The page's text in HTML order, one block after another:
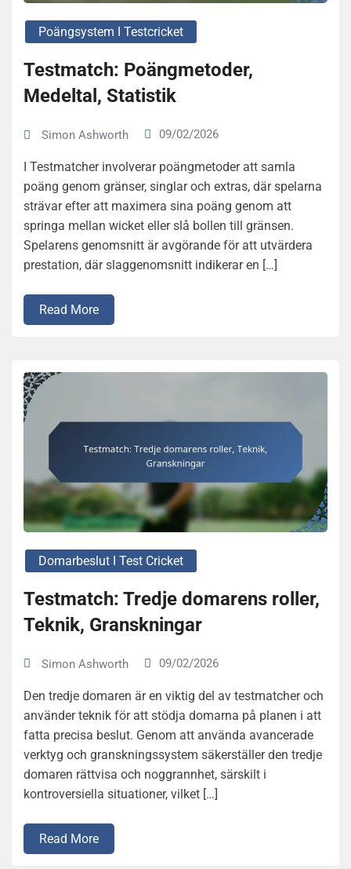
Poängsystem I Testcricket
Testmatch: Poängmetoder,
Medeltal, Statistik
Simon Ashworth 09/02/2026
I Testmatcher involverar poängmetoder att samla
poäng genom gränser, singlar och extras, där spelarna
strävar efter att maximera sina poäng genom att
springa mellan wicket eller slå bollen till gränsen.
Spelarens genomsnitt är avgörande för att utvärdera
prestation, där slaggenomsnitt indikerar en […]
Read More
Domarbeslut I Test Cricket
Testmatch: Tredje domarens roller,
Teknik, Granskningar
Simon Ashworth 09/02/2026
Den tredje domaren är en viktig del av testmatcher och
använder teknik för att stödja domarna på planen i att
fatta precisa beslut. Genom att använda avancerade
verktyg och granskningssystem säkerställer den tredje
domaren rättvisa och noggrannhet, särskilt i
kontroversiella situationer, vilket […]
Read More